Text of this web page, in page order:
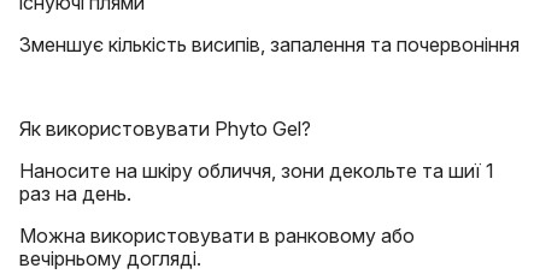
Зменшує кількість висипів, запалення та почервоніння
Як використовувати Phyto Gel?
Наносите на шкіру обличчя, зони декольте та шиї 1
раз на день.
Можна використовувати в ранковому або
вечірньому догляді.